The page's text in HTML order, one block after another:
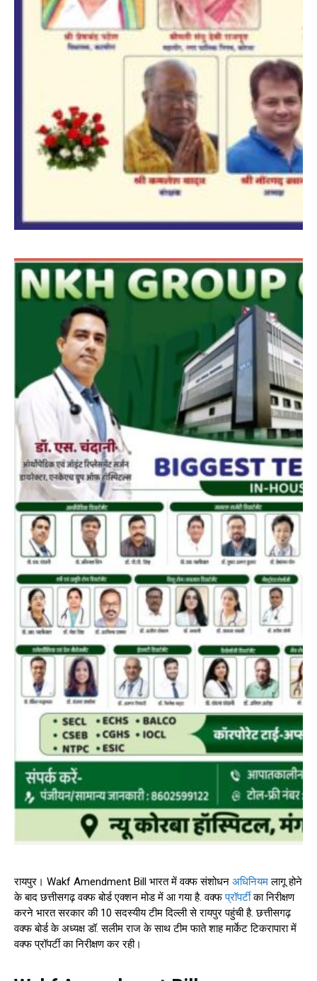
रायपुर। Wakf Amendment Bill भारत में वक्फ संशोधन अधिनियमलागू होने
के बाद छत्तीसगढ़ वक्फ बोर्ड एक्शन मोड में आ गया है. वक्फप्रॉपर्टीका निरीक्षण
करने भारत सरकार की 10 सदस्यीय टीम दिल्ली से रायपुर पहुंची है. छत्तीसगढ़
वक्फ बोर्ड के अध्यक्ष डॉ. सलीम राज के साथ टीम फाते शाह मार्केट टिकरापारा में
वक्फ प्रॉपर्टी का निरीक्षण कर रही।